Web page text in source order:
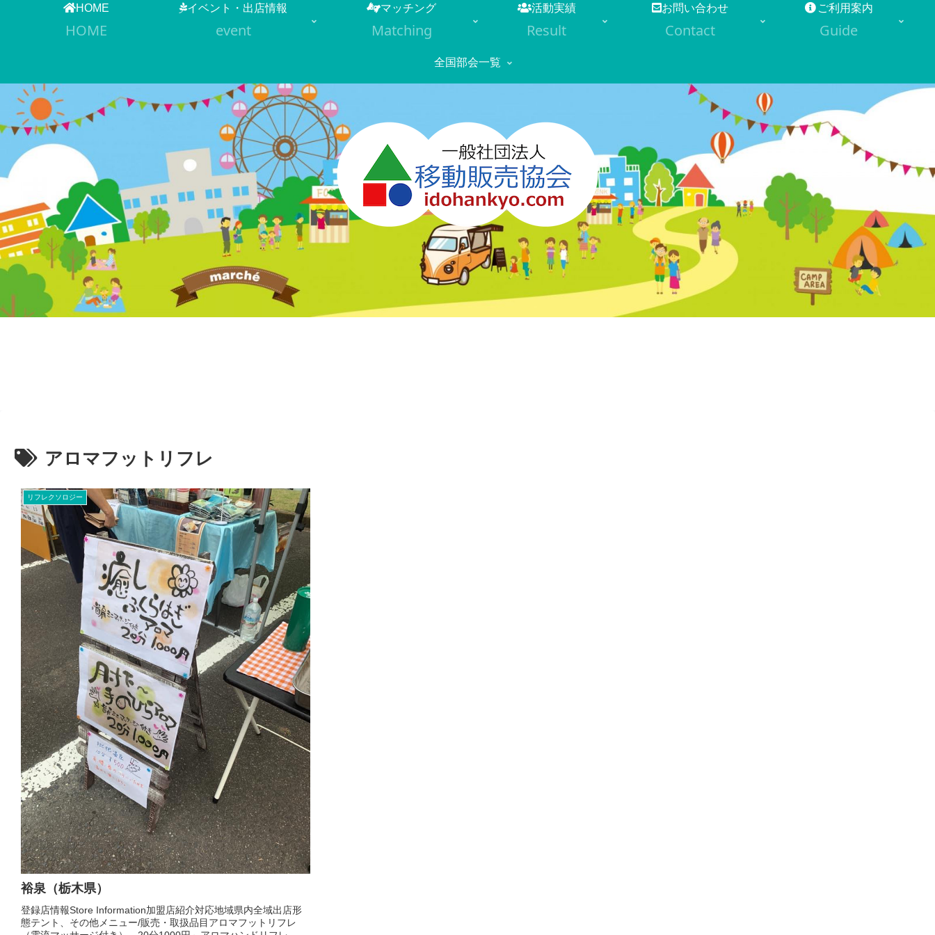
HOME
HOME
イベント・出店情報
event
マッチング
Matching
活動実績
Result
お問い合わせ
Contact
ご利用案内
Guide
全国部会一覧
アロマフットリフレ
リフレクソロジー
裕泉（栃木県）
登録店情報Store Information加盟店紹介対応地域県内全域出店形
態テント、その他メニュー/販売・取扱品目アロマフットリフレ